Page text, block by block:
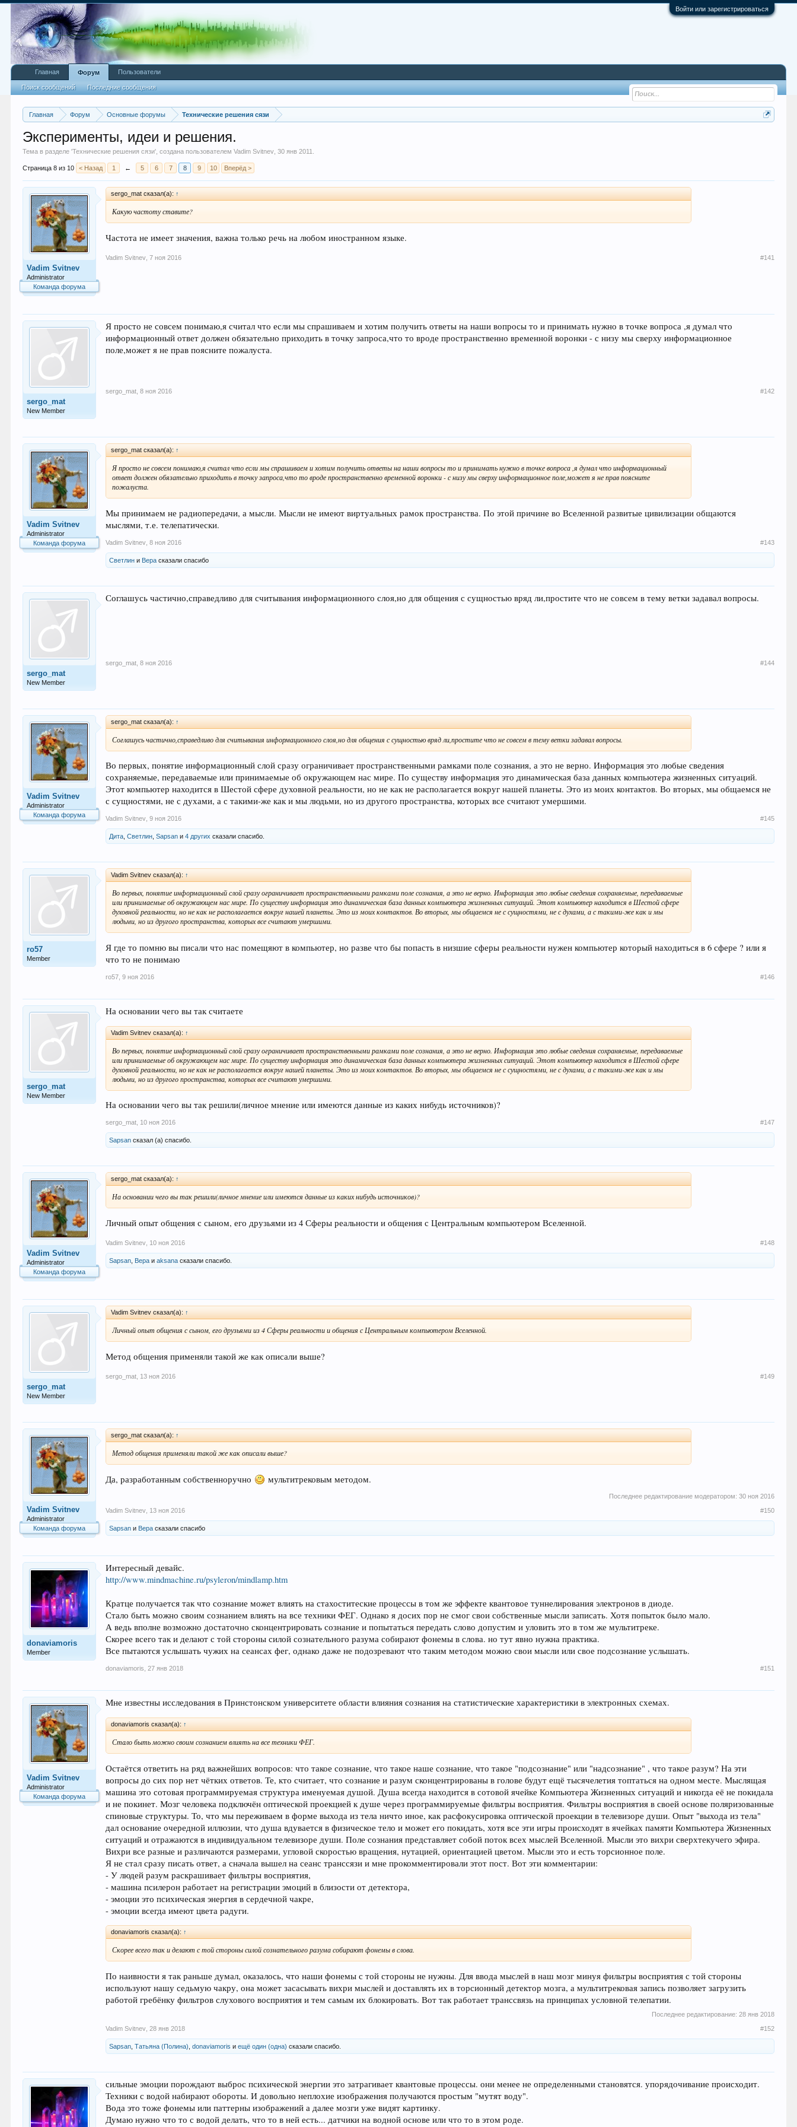
Войти или зарегистрироваться
Главная Форум Основные форумы Технические решения сязи
Эксперименты, идеи и решения.
Тема в разделе 'Технические решения сязи', создана пользователемVadim Svitnev ,30 янв 2011
Страница 8 из 10 < Назад 1 ← 5 6 7 8 9 10 Вперёд >
Vadim Svitnev
Administrator
Команда форума
sergo_mat сказал(а): ↑
Какую частоту ставите?
Частота не имеет значения, важна только речь на любом иностранном языке.
Vadim Svitnev 7 ноя 2016 #141
sergo_mat
New Member
Я просто не совсем понимаю,я считал что если мы спрашиваем и хотим получить ответы на наши вопросы то и принимать нужно в точке вопроса ,я думал что
информационный ответ должен обязательно приходить в точку запроса,что то вроде пространственно временной воронки - с низу мы сверху информационное
поле,может я не прав поясните пожалуста.
sergo_mat 8 ноя 2016 #142
Vadim Svitnev
Administrator
Команда форума
sergo_mat сказал(а): ↑
Я просто не совсем понимаю,я считал что если мы спрашиваем и хотим получить ответы на наши вопросы то и принимать нужно в точке вопроса ,я думал что информационный
ответ должен обязательно приходить в точку запроса,что то вроде пространственно временной воронки - с низу мы сверху информационное поле,может я не прав поясните
пожалуста.
Мы принимаем не радиопередачи, а мысли. Мысли не имеют виртуальных рамок пространства. По этой причине во Вселенной развитые цивилизации общаются
мыслями, т.е. телепатически.
Vadim Svitnev 8 ноя 2016 #143
Светлин и Вера сказали спасибо
sergo_mat
New Member
Соглашусь частично,справедливо для считывания информационного слоя,но для общения с сущностью вряд ли,простите что не совсем в тему ветки задавал вопросы.
sergo_mat 8 ноя 2016 #144
Vadim Svitnev
Administrator
Команда форума
sergo_mat сказал(а): ↑
Соглашусь частично,справедливо для считывания информационного слоя,но для общения с сущностью вряд ли,простите что не совсем в тему ветки задавал вопросы.
Во первых, понятие информационный слой сразу ограничивает пространственными рамками поле сознания, а это не верно. Информация это любые сведения
сохраняемые, передаваемые или принимаемые об окружающем нас мире. По существу информация это динамическая база данных компьютера жизненных ситуаций.
Этот компьютер находится в Шестой сфере духовной реальности, но не как не располагается вокруг нашей планеты. Это из моих контактов. Во вторых, мы общаемся не
с сущностями, не с духами, а с такими-же как и мы людьми, но из другого пространства, которых все считают умершими.
Vadim Svitnev 9 ноя 2016 #145
Дита ,Светлин ,Sapsan и4 других сказали спасибо.
ro57
Member
Vadim Svitnev сказал(а): ↑
Во первых, понятие информационный слой сразу ограничивает пространственными рамками поле сознания, а это не верно. Информация это любые сведения сохраняемые, передаваемые
или принимаемые об окружающем нас мире. По существу информация это динамическая база данных компьютера жизненных ситуаций. Этот компьютер находится в Шестой сфере
духовной реальности, но не как не располагается вокруг нашей планеты. Это из моих контактов. Во вторых, мы общаемся не с сущностями, не с духами, а с такими-же как и мы
людьми, но из другого пространства, которых все считают умершими.
Я где то помню вы писали что нас помещяют в компьютер, но разве что бы попасть в низшие сферы реальности нужен компьютер который находиться в 6 сфере ? или я
что то не понимаю
ro57 9 ноя 2016 #146
sergo_mat
New Member
На основании чего вы так считаете
Vadim Svitnev сказал(а): ↑
Во первых, понятие информационный слой сразу ограничивает пространственными рамками поле сознания, а это не верно. Информация это любые сведения сохраняемые, передаваемые
или принимаемые об окружающем нас мире. По существу информация это динамическая база данных компьютера жизненных ситуаций. Этот компьютер находится в Шестой сфере
духовной реальности, но не как не располагается вокруг нашей планеты. Это из моих контактов. Во вторых, мы общаемся не с сущностями, не с духами, а с такими-же как и мы
людьми, но из другого пространства, которых все считают умершими.
На основании чего вы так решили(личное мнение или имеются данные из каких нибудь источников)?
sergo_mat 10 ноя 2016 #147
Sapsan сказал (а) спасибо.
Vadim Svitnev
Administrator
Команда форума
sergo_mat сказал(а): ↑
На основании чего вы так решили(личное мнение или имеются данные из каких нибудь источников)?
Личный опыт общения с сыном, его друзьями из 4 Сферы реальности и общения с Центральным компьютером Вселенной.
Vadim Svitnev 10 ноя 2016 #148
Sapsan Вера иaksana сказали спасибо.
sergo_mat
New Member
Vadim Svitnev сказал(а): ↑
Личный опыт общения с сыном, его друзьями из 4 Сферы реальности и общения с Центральным компьютером Вселенной.
Метод общения применяли такой же как описали выше?
sergo_mat 13 ноя 2016 #149
Vadim Svitnev
Administrator
Команда форума
sergo_mat сказал(а): ↑
Метод общения применяли такой же как описали выше?
Да, разработанным собственноручно мультитрековым методом.
Последнее редактирование модератором: 30 ноя 2016
Vadim Svitnev 13 ноя 2016 #150
Sapsan и Вера сказали спасибо
donaviamoris
Member
Интересный девайс.
http://www.mindmachine.ru/psyleron/mindlamp.htm
Кратце получается так что сознание может влиять на стахоститеские процессы в том же эффекте квантовое туннелирования электронов в диоде.
Стало быть можно своим сознанием влиять на все техники ФЕГ. Однако я досих пор не смог свои собственные мысли записать. Хотя попыток было мало.
А ведь вполне возможно достаточно сконцентрировать сознание и попытаться передать слово допустим и уловить это в том же мультитреке.
Скорее всего так и делают с той стороны силой сознательного разума собирают фонемы в слова. но тут явно нужна практика.
Все пытаются услышать чужих на сеансах фег, однако даже не подозревают что таким методом можно свои мысли или свое подсознание услышать.
donaviamoris 27 янв 2018 #151
Vadim Svitnev
Administrator
Команда форума
Мне известны исследования в Принстонском университете области влияния сознания на статистические характеристики в электронных схемах.
donaviamoris сказал(а): ↑
Стало быть можно своим сознанием влиять на все техники ФЕГ.
Остаётся ответить на ряд важнейших вопросов: что такое сознание, что такое наше сознание, что такое "подсознание" или "надсознание" , что такое разум? На эти
вопросы до сих пор нет чётких ответов. Те, кто считает, что сознание и разум сконцентрированы в голове будут ещё тысячелетия топтаться на одном месте. Мыслящая
машина это сотовая программируемая структура именуемая душой. Душа всегда находится в сотовой ячейке Компьютера Жизненных ситуаций и никогда её не покидала
и не покинет. Мозг человека подключён оптической проекцией к душе через программируемые фильтры восприятия. Фильтры восприятия в своей основе поляризованные
спиновые структуры. То, что мы переживаем в форме выхода из тела ничто иное, как расфокусировка оптической проекции в телевизоре души. Опыт "выхода из тела"
дал основание очередной иллюзии, что душа вдувается в физическое тело и может его покидать, хотя все эти игры происходят в ячейках памяти Компьютера Жизненных
ситуаций и отражаются в индивидуальном телевизоре души. Поле сознания представляет собой поток всех мыслей Вселенной. Мысли это вихри сверхтекучего эфира.
Вихри все разные и различаются размерами, угловой скоростью вращения, нутацией, ориентацией цветом. Мысли это и есть торсионное поле.
Я не стал сразу писать ответ, а сначала вышел на сеанс транссязи и мне прокомментировали этот пост. Вот эти комментарии:
- У людей разум раскрашивает фильтры восприятия,
- машина псилерон работает на регистрации эмоций в близости от детектора,
- эмоции это психическая энергия в сердечной чакре,
- эмоции всегда имеют цвета радуги.
donaviamoris сказал(а): ↑
Скорее всего так и делают с той стороны силой сознательного разума собирают фонемы в слова.
По наивности я так раньше думал, оказалось, что наши фонемы с той стороны не нужны. Для ввода мыслей в наш мозг минуя фильтры восприятия с той стороны
используют нашу седьмую чакру, она может засасывать вихри мыслей и доставлять их в торсионный детектор мозга, а мультитрековая запись позволяет загрузить
работой гребёнку фильтров слухового восприятия и тем самым их блокировать. Вот так работает транссвязь на принципах условной телепатии.
Последнее редактирование: 28 янв 2018
Vadim Svitnev 28 янв 2018 #152
Sapsan ,Татьяна (Полина) ,donaviamoris иещё один (одна) сказали спасибо.
сильные эмоции порождают выброс психической энергии это затрагивает квантовые процессы. они менее не определенными становятся. упорядочивание происходит.
Техники с водой набирают обороты. И довольно неплохие изображения получаются простым "мутят воду".
Вода это тоже фонемы или паттерны изображений а далее мозги уже видят картинку.
Думаю нужно что то с водой делать, что то в ней есть... датчики на водной основе или что то в этом роде.
Главная Форум
Поиск сообщений Последние сообщения
Пользователи